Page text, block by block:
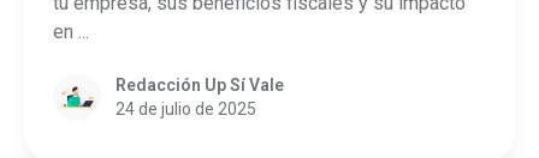
en ...
Redacción Up Sí Vale
24 de julio de 2025